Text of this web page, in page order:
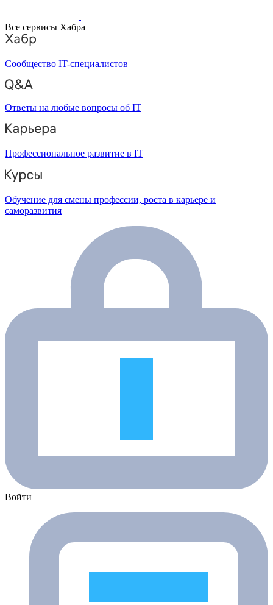
Все сервисы Хабра
Сообщество IT-специалистов
Ответы на любые вопросы об IT
Профессиональное развитие в IT
Обучение для смены профессии, роста в карьере и
саморазвития
Войти